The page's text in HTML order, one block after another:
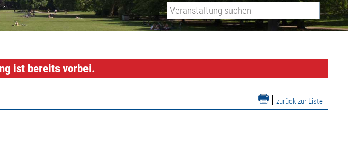
ist bereits vorbei.
| zurück zur Liste